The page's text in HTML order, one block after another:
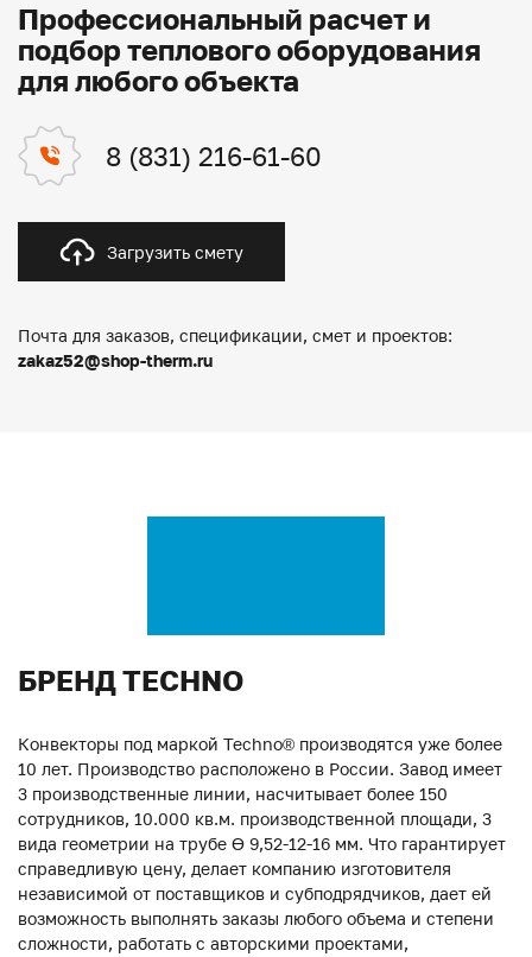
Профессиональный расчет и
подбор теплового оборудования
для любого объекта
8 (831) 216-61-60
Загрузить смету
Почта для заказов, спецификации, смет и проектов:
zakaz52@shop-therm.ru
БРЕНД TECHNO
Конвекторы под маркой Techno® производятся уже более
10 лет. Производство расположено в России. Завод имеет
3 производственные линии, насчитывает более 150
сотрудников, 10.000 кв.м. производственной площади, 3
вида геометрии на трубе ϴ 9,52-12-16 мм. Что гарантирует
справедливую цену, делает компанию изготовителя
независимой от поставщиков и субподрядчиков, дает ей
возможность выполнять заказы любого объема и степени
сложности, работать с авторскими проектами,